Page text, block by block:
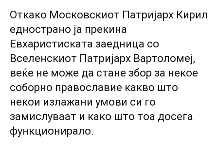
Откако Московскиот Патријарх Кирил
еднострано ја прекина
Евхаристиската заедница со
Вселенскиот Патријарх Вартоломеј,
веќе не може да стане збор за некое
соборно православие какво што
некои излажани умови си го
замислуваат и како што тоа досега
функционирало.